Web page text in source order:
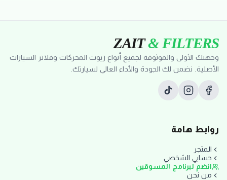
ZAIT& FILTERS
وجهتك الأولى والموثوقة لجميع أنواع زيوت المحركات وفلاتر السيارات
الأصلية. نضمن لك الجودة والأداء العالي لسيارتك.
روابط هامة
المتجر
حسابي الشخصي
انضم لبرنامج المسوقين
من نحن